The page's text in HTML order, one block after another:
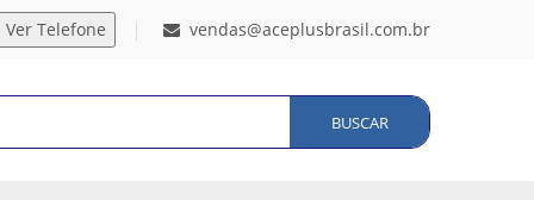
vendas@aceplusbrasil.com.br
BUSCAR